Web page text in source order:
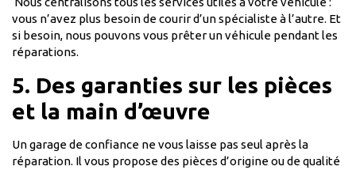
vous n’avez plus besoin de courir d’un spécialiste à l’autre. Et
si besoin, nous pouvons vous prêter un véhicule pendant les
réparations.
5. Des garanties sur les pièces
et la main d’œuvre
Un garage de confiance ne vous laisse pas seul après la
réparation. Il vous propose des pièces d’origine ou de qualité